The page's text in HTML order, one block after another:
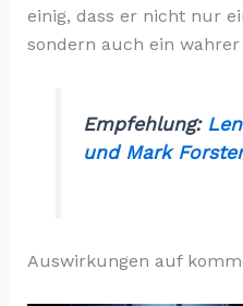
einig, dass er nicht nur
sondern auch ein wahrer
Empfehlung:
und Mark
Auswirkungen auf